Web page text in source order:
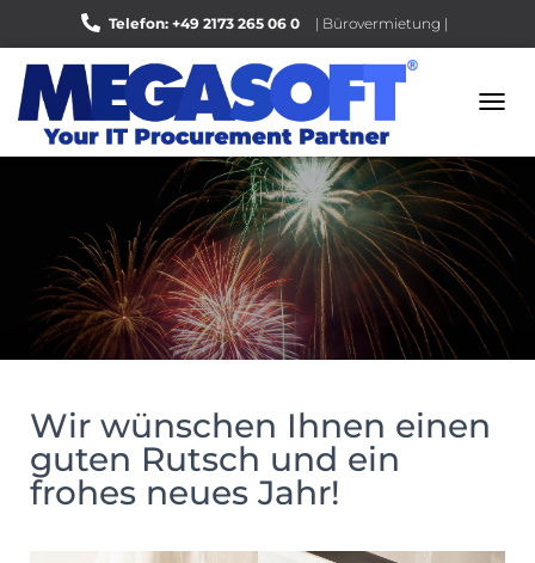
Telefon: +49 2173 265 06 0 | Bürovermietung |
Bewerten Sie uns auf Google |
V
I
G
A
T
O
N
U
N
Wir wünschen Ihnen einen
guten Rutsch und ein
frohes neues Jahr!